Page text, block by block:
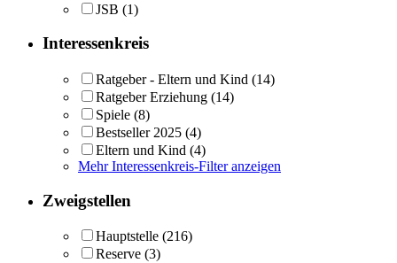
JSB (1)
Interessenkreis
Ratgeber - Eltern und Kind (14)
Ratgeber Erziehung (14)
Spiele (8)
Bestseller 2025 (4)
Eltern und Kind (4)
Mehr Interessenkreis-Filter anzeigen
Zweigstellen
Hauptstelle (216)
Reserve (3)